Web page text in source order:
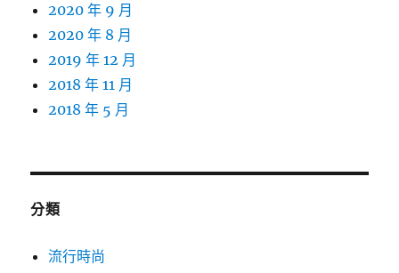
2020 年 9 月
2020 年 8 月
2019 年 12 月
2018 年 11 月
2018 年 5 月
分類
流行時尚